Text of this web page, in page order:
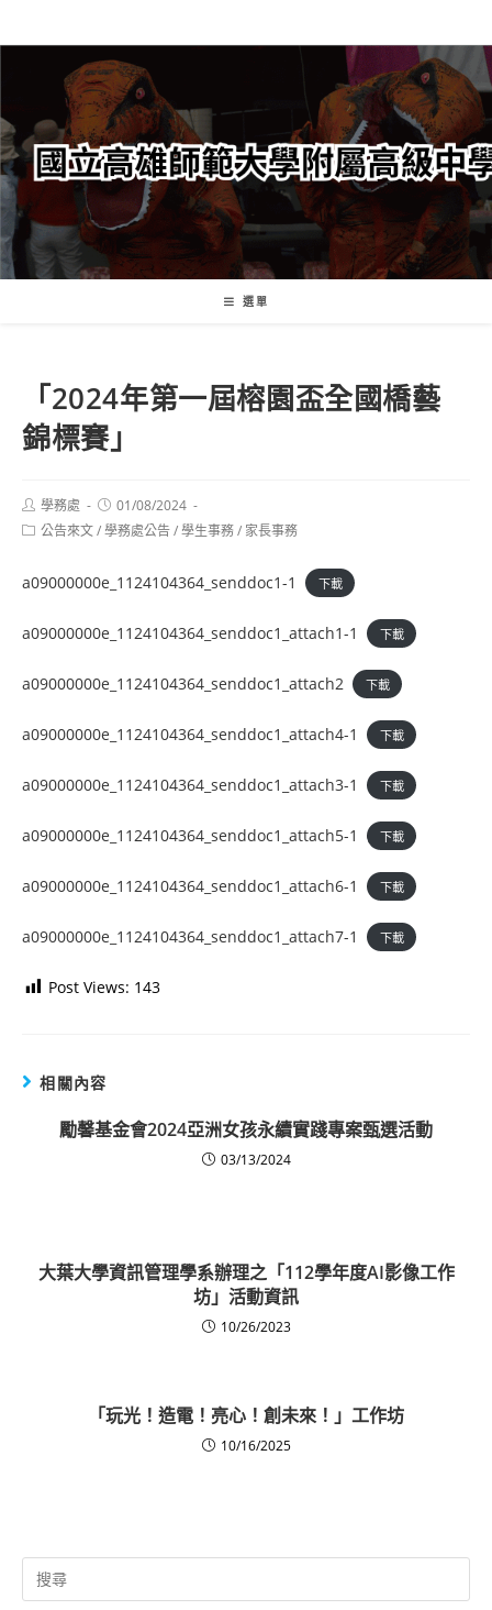
轉
要
內
容
選單
「2024年第一屆榕園盃全國橋藝
錦標賽」
Post
author:
學務處
Post
published:
01/08/2024
Post公告來文/學務處公告/學生事務/ 家長事務
a09000000e_1124104364_senddoc1-1 下載
a09000000e_1124104364_senddoc1_attach1-1 下載
a09000000e_1124104364_senddoc1_attach2 下載
a09000000e_1124104364_senddoc1_attach4-1 下載
a09000000e_1124104364_senddoc1_attach3-1 下載
a09000000e_1124104364_senddoc1_attach5-1 下載
a09000000e_1124104364_senddoc1_attach6-1 下載
a09000000e_1124104364_senddoc1_attach7-1 下載
Post Views: 143
相關內容
勵馨基金會2024亞洲女孩永續實踐專案甄選活動
03/13/2024
大葉大學資訊管理學系辦理之「112學年度AI影像工作
坊」活動資訊
10/26/2023
「玩光！造電！亮心！創未來！」工作坊
10/16/2025
Search
for: